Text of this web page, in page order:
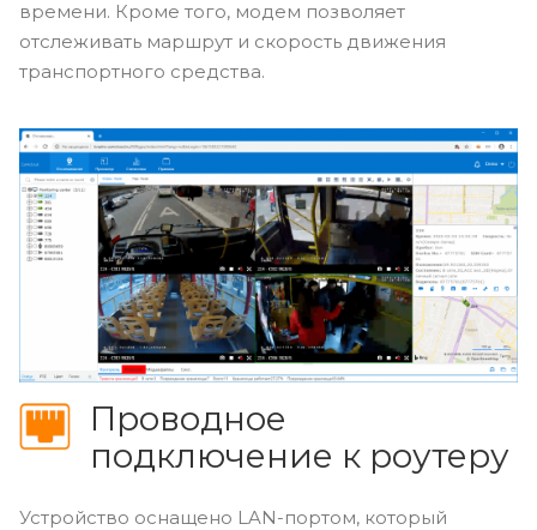
времени. Кроме того, модем позволяет
отслеживать маршрут и скорость движения
транспортного средства.
Проводное
подключение к роутеру
Устройство оснащено LAN-портом, который